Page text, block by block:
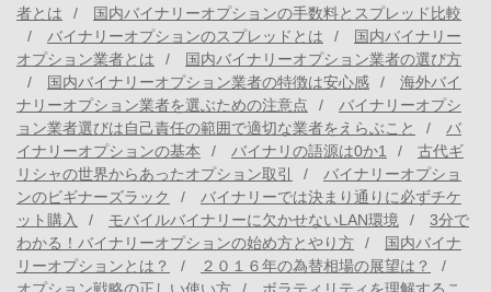
者とは
国内バイナリーオプションの手数料とスプレッド比較
バイナリーオプションのスプレッドとは
国内バイナリー
オプション業者とは
国内バイナリーオプション業者の選び方
国内バイナリーオプション業者の特徴は安心感
海外バイ
ナリーオプション業者を選ぶための注意点
バイナリーオプシ
ョン業者選びは自己責任の範囲で適切な業者をえらぶこと
バ
イナリーオプションの基本
バイナリの語源は0か1
古代ギ
リシャの世界からあったオプション取引
バイナリーオプショ
ンのビギナーズラック
バイナリーでは決まり通りに必ずチケ
ット購入
モバイルバイナリーに欠かせないLAN環境
3分で
わかる！バイナリーオプションの始め方とやり方
国内バイナ
リーオプションとは？
２０１６年の為替相場の展望は？